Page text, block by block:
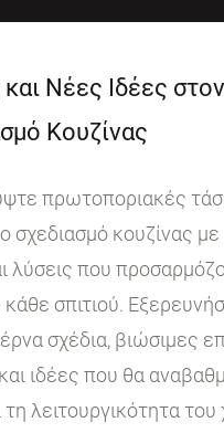
και Νέες Ιδέες στον
Κουζίνας
πρωτοποριακές
σχεδιασμό κουζίνας με
λύσεις που
σπιτιού.
σχέδια, βιώσιμες
ιδέες που θα
τη λειτουργικότητα